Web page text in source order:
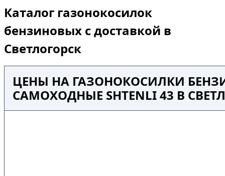
Каталог газонокосилок
бензиновых с доставкой в
Светлогорск
ЦЕНЫ НА ГАЗОНОКОСИЛКИ
САМОХОДНЫЕ SHTENLI 43 В